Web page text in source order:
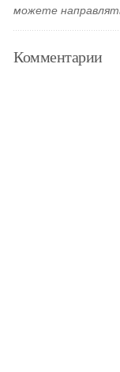
можете
Комментарии